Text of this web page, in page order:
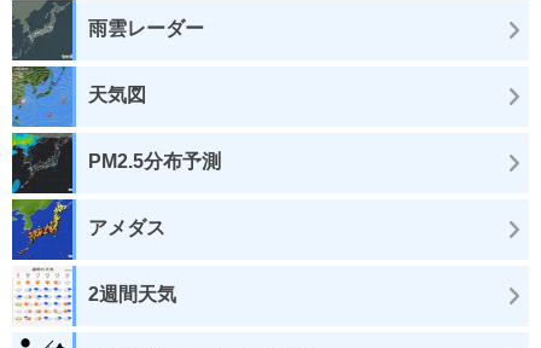
雨雲レーダー
天気図
PM2.5分布予測
アメダス
2週間天気